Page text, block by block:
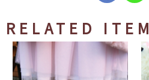
RELATED